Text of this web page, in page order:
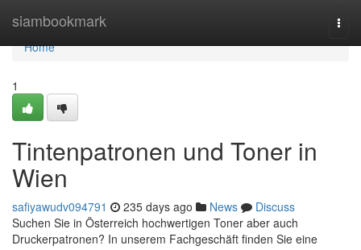
siambookmark
Home
Home
1
Tintenpatronen und Toner in
Wien
safiyawudv094791 235 days ago News
Discuss
Suchen Sie in Österreich hochwertigen Toner aber auch
Druckerpatronen? In unserem Fachgeschäft finden Sie eine